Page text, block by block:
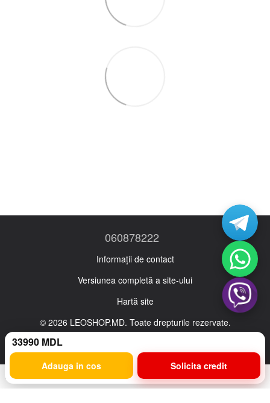
060878222
Informații de contact
Versiunea completă a site-ului
Hartă site
© 2026 LEOSHOP.MD. Toate drepturile rezervate.
Magazin online creat cu Horoshop
33990 MDL
Adauga in cos Solicita credit